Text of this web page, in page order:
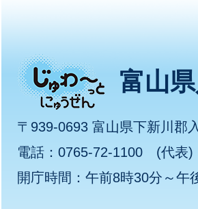
じ
ゅ
わ
～
富山
〒939-0693 富山県下新川郡
電話：0765-72-1100 (代表
開庁時間：午前8時30分～午